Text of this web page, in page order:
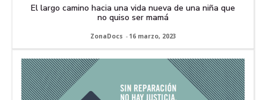
El largo camino hacia una vida nueva de una niña que
no quiso ser mamá
ZonaDocs - 16 marzo, 2023